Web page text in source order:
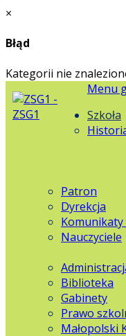
×
Błąd
Kategorii nie
Menu
Szkoła
Patron
Dyrekcja
Nauczyciele
Biblioteka
Gabinety
Prawo
Małopolski